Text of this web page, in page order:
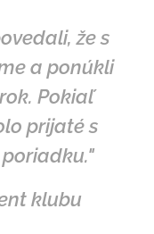
že s
a ponúkli
Pokiaľ
prijaté s
klubu